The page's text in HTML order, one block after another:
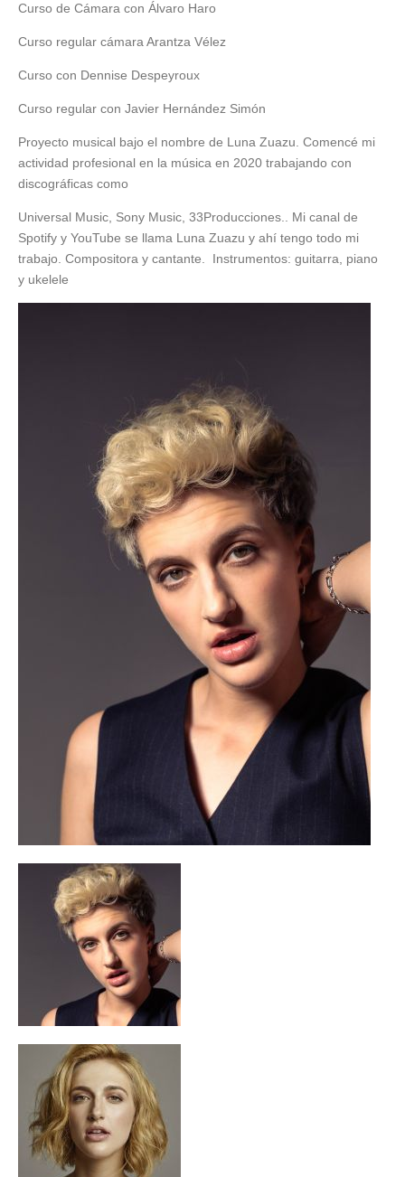
Curso de Cámara con Álvaro Haro
Curso regular cámara Arantza Vélez
Curso con Dennise Despeyroux
Curso regular con Javier Hernández Simón
Proyecto musical bajo el nombre de Luna Zuazu. Comencé mi
actividad profesional en la música en 2020 trabajando con
discográficas como
Universal Music, Sony Music, 33Producciones.. Mi canal de
Spotify y YouTube se llama Luna Zuazu y ahí tengo todo mi
trabajo. Compositora y cantante. Instrumentos: guitarra, piano
y ukelele